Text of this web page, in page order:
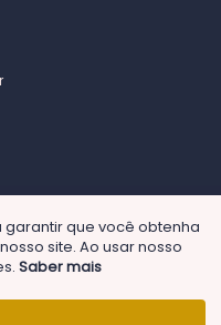
garantir que você obtenha
site. Ao usar nosso
Saber mais
porKel Designs